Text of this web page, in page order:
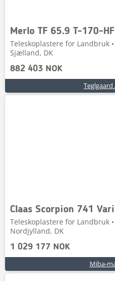
Merlo TF 65.9 T-170-HF
Teleskoplastere for Landbruk •
Sjælland, DK
882 403 NOK
Teglgaard
Claas Scorpion 741
Teleskoplastere for Landbruk
Nordjylland, DK
1 029 177 NOK
Miba-